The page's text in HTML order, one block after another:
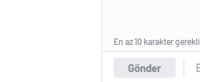
Gönder
En az 10 karakter gerekli